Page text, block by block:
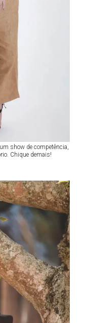
show de competência,
Chique demais!